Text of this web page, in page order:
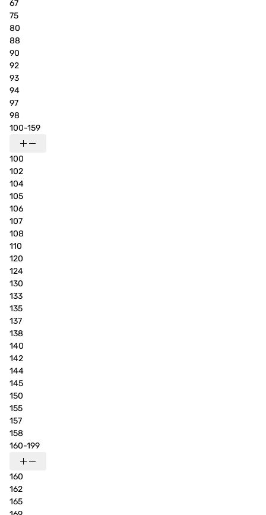
67
75
80
88
90
92
93
94
97
98
100-159
100
102
104
105
106
107
108
110
120
124
130
133
135
137
138
140
142
144
145
150
155
157
158
160-199
160
162
165